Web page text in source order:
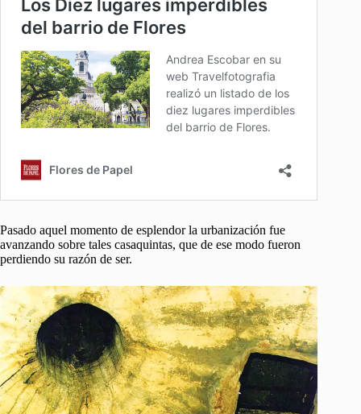
Pasado aquel momento de esplendor la urbanización fue
avanzando sobre tales casaquintas, que de ese modo fueron
perdiendo su razón de ser.